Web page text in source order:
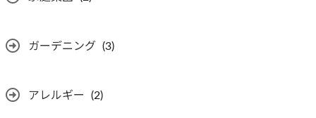
ガーデニング (3)
アレルギー (2)